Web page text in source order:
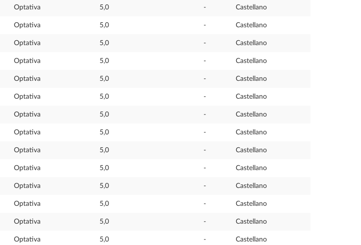
Optativa 5,0 - Castellano
Optativa 5,0 - Castellano
Optativa 5,0 - Castellano
Optativa 5,0 - Castellano
Optativa 5,0 - Castellano
Optativa 5,0 - Castellano
Optativa 5,0 - Castellano
Optativa 5,0 - Castellano
Optativa 5,0 - Castellano
Optativa 5,0 - Castellano
Optativa 5,0 - Castellano
Optativa 5,0 - Castellano
Optativa 5,0 - Castellano
Optativa 5,0 - Castellano